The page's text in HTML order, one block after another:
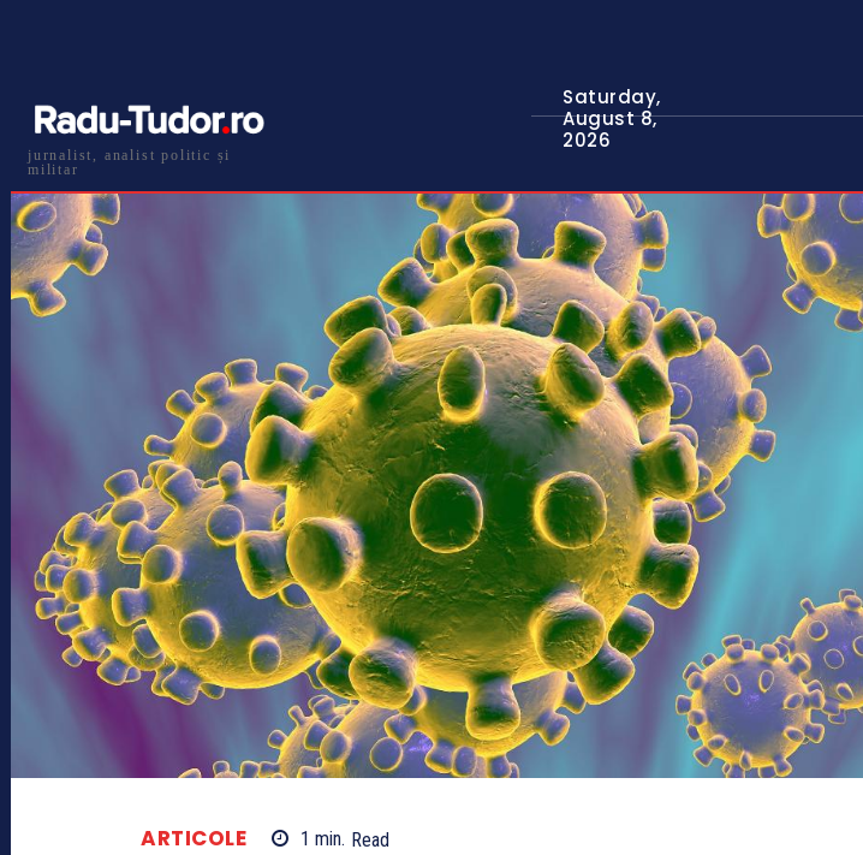
jurnalist, analist politic și
militar
Saturday,
August 8,
2026
ARTICOLE 1 min. Read